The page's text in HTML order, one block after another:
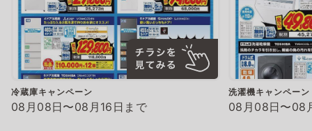
冷蔵庫キャンペーン
08月08日〜08月16日まで
洗濯機キャンペーン
08月08日〜08